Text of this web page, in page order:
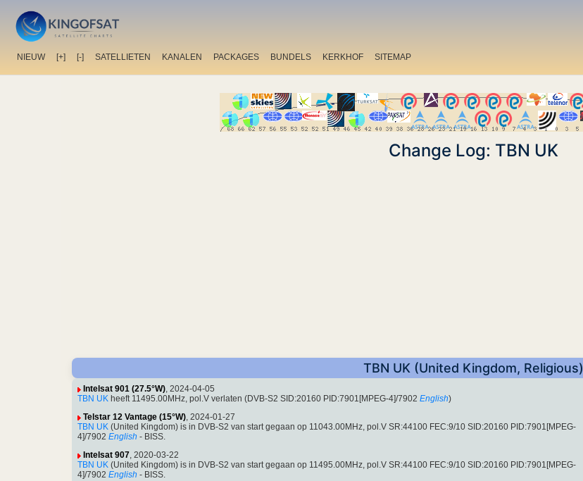
NIEUW [+] [-] SATELLIETEN KANALEN PACKAGES BUNDELS KERKHOF SITEMAP
Change Log: TBN UK
TBN UK (United Kingdom, Religious)
Intelsat 901 (27.5°W), 2024-04-05
TBN UK heeft 11495.00MHz, pol.V verlaten (DVB-S2 SID:20160 PID:7901[MPEG-4]/7902 English)
Telstar 12 Vantage (15°W), 2024-01-27
TBN UK (United Kingdom) is in DVB-S2 van start gegaan op 11043.00MHz, pol.V SR:44100 FEC:9/10 SID:20160 PID:7901[MPEG-
4]/7902 English - BISS.
Intelsat 907, 2020-03-22
TBN UK (United Kingdom) is in DVB-S2 van start gegaan op 11495.00MHz, pol.V SR:44100 FEC:9/10 SID:20160 PID:7901[MPEG-
4]/7902 English - BISS.